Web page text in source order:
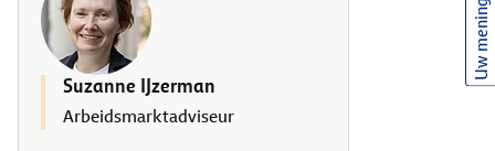
Suzanne IJzerman
Arbeidsmarktadviseur
Uw mening